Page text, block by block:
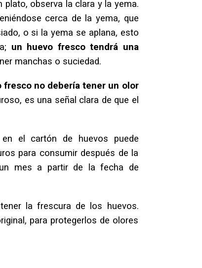
plato, observa la clara y la yema.
cerca de la yema, que
o si la yema se aplana, esto
un huevo fresco tendrá una
manchas o suciedad.
fresco no debería tener un olor
es una señal clara de que el
el cartón de huevos puede
para consumir después de la
mes a partir de la fecha de
la frescura de los huevos.
para protegerlos de olores